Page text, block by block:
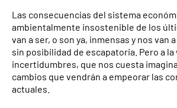
Las consecuencias del sistema
ambientalmente insostenible de los
van a ser, o son ya, inmensas y nos van
sin posibilidad de escapatoria. Pero a la
incertidumbres, que nos cuesta
cambios que vendrán a empeorar las
actuales.